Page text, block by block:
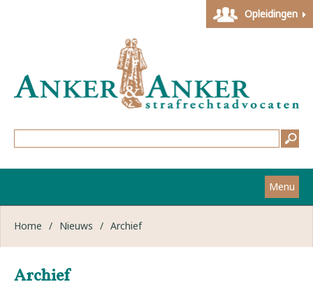
Opleidingen
Menu
Home
Strafzaken
Home / Nieuws / Archief
Archief